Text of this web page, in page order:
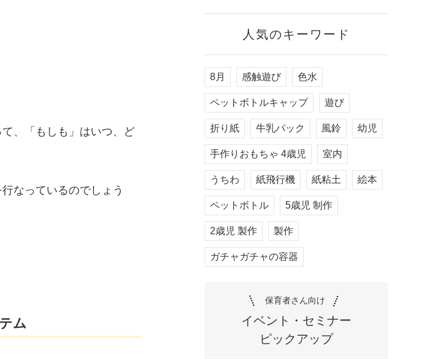
、「もしも」はいつ、ど
なっているのでしょう
ム
人気のキーワード
8月 感触遊び 色水
ペットボトルキャップ 遊び
折り紙 牛乳パック 風鈴 幼児
手作りおもちゃ 4歳児 室内
うちわ 紙飛行機 紙粘土 絵本
ペットボトル 5歳児 制作
2歳児 製作 製作
ガチャガチャの容器
保育者さん向け
イベント・セミナー
ピックアップ